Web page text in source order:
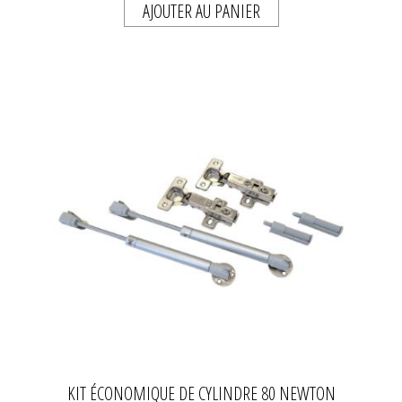
AJOUTER AU PANIER
KIT ÉCONOMIQUE DE CYLINDRE 80 NEWTON